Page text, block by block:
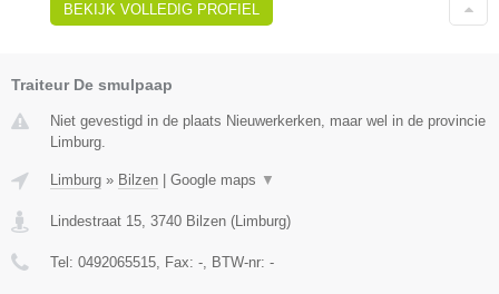
BEKIJK VOLLEDIG PROFIEL
Traiteur De smulpaap
Niet gevestigd in de plaats Nieuwerkerken, maar wel in de provincie
Limburg.
Limburg » Bilzen Google maps ▼
Lindestraat 15, 3740 Bilzen (Limburg)
Tel: 0492065515, Fax: -, BTW-nr: -